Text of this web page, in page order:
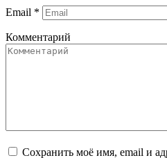
Email *
Комментарий
Сохранить моё имя, email и